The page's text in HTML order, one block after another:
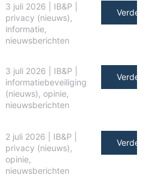
3 juli 2026 IB&P
privacy (nieuws),
informatie,
nieuwsberichten
Verder
3 juli 2026 IB&P
informatiebeveiliging
(nieuws), opinie,
nieuwsberichten
Verder
2 juli 2026 IB&P
privacy (nieuws),
opinie,
nieuwsberichten
Verder